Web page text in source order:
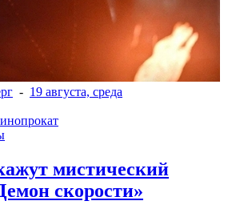
- 19 августа, среда
мистический
скорости»